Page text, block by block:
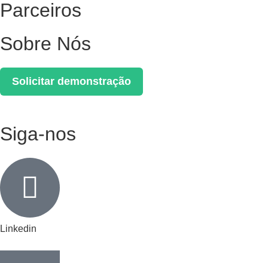
Parceiros
Sobre Nós
Solicitar demonstração
Siga-nos
Linkedin